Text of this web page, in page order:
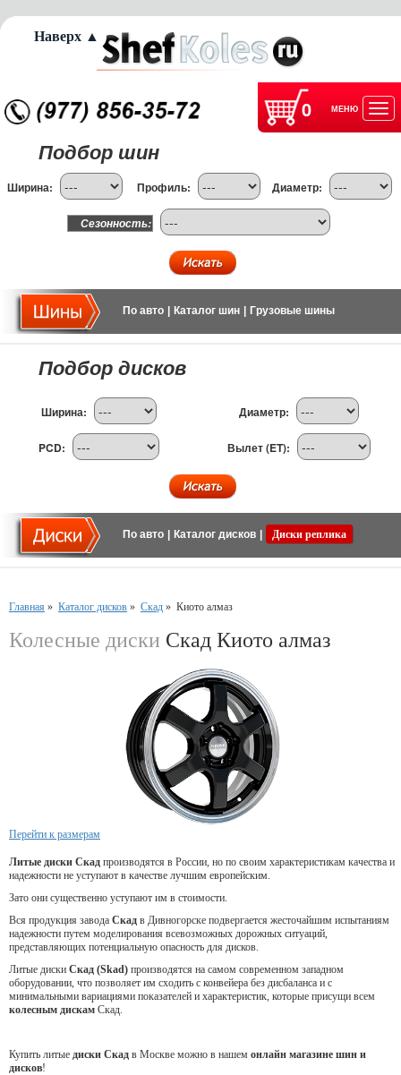
0 МЕНЮ
Подбор шин
Ширина: Профиль: Диаметр:
Сезонность:
По авто Каталог шин Грузовые шины
Подбор дисков
Ширина: Диаметр:
PCD: Вылет (ET):
По авто Каталог дисков Диски реплика
Главная » Каталог дисков » Скад » Киото алмаз
Колесные диски Скад Киото алмаз
Перейти к размерам
Литые диски Скад производятся в России, но по своим характеристикам качества и
надежности не уступают в качестве лучшим европейским.
Зато они существенно уступают им в стоимости.
Вся продукция завода Скад в Дивногорске подвергается жесточайшим испытаниям
надежности путем моделирования всевозможных дорожных ситуаций,
представляющих потенциальную опасность для дисков.
Литые диски Скад (Skad) производятся на самом современном западном
оборудовании, что позволяет им сходить с конвейера без дисбаланса и с
минимальными вариациями показателей и характеристик, которые присущи всем
колесным дискам Скад.
Купить литые диски Скад в Москве можно в нашем онлайн магазине шин и
дисков!
Наверх ▲